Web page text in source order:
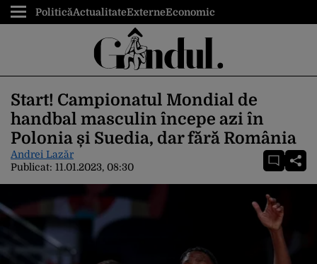
PoliticăActualitateExterneEconomic
Start! Campionatul Mondial de
handbal masculin începe azi în
Polonia și Suedia, dar fără România
Andrei Lazăr
Publicat: 11.01.2023, 08:30